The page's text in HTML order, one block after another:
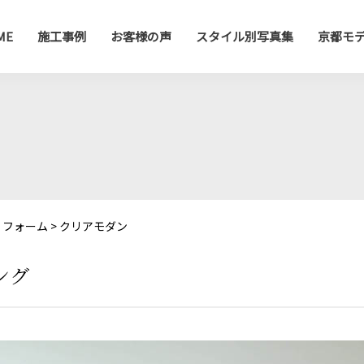
施工事例 お客様の声 スタイル別写真集 京都モ
ォーム > クリアモダン
グ